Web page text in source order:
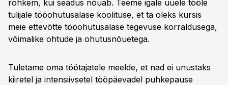
rohkem, kui seadus nõuab. Teeme igale uuele tööle
tulijale tööohutusalase koolituse, et ta oleks kursis
meie ettevõtte tööohutusalase tegevuse korraldusega,
võimalike ohtude ja ohutusnõuetega.
Tuletame oma töötajatele meelde, et nad ei unustaks
kiiretel ja intensiivsetel tööpäevadel puhkepause